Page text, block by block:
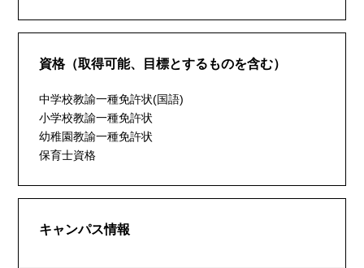
資格（取得可能、目標とするものを含む）
中学校教諭一種免許状(国語)
小学校教諭一種免許状
幼稚園教諭一種免許状
保育士資格
キャンパス情報